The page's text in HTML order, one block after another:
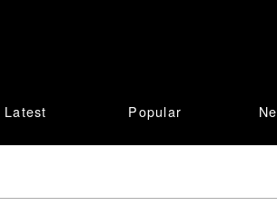
Latest Popular